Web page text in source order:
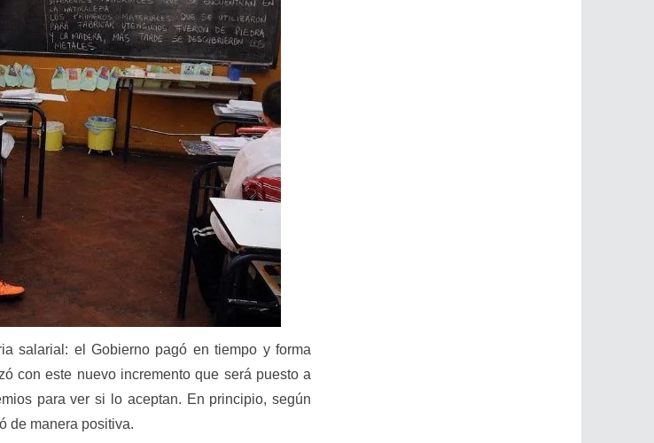
salarial: el Gobierno pagó en tiempo y forma
con este nuevo incremento que será puesto a
para ver si lo aceptan. En principio, según
de manera positiva.